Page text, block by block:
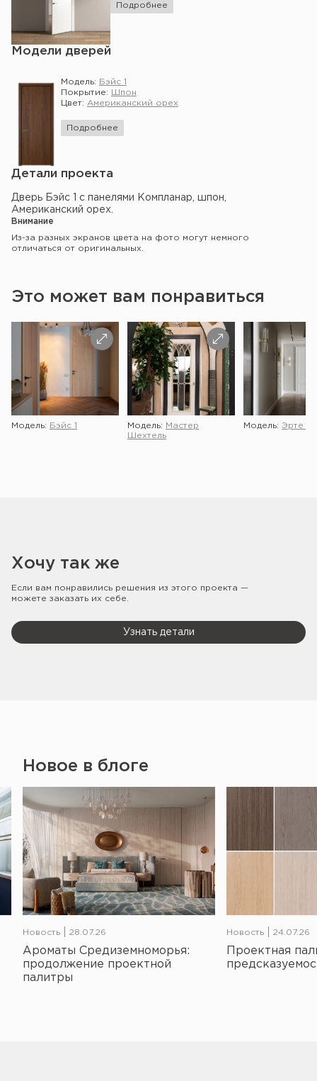
Подробнее
Модели дверей
Модель:
Бэйс 1
Покрытие:
Шпон
Цвет: Американский орех
Подробнее
Детали проекта
Дверь Бэйс 1 с панелями Компланар, шпон,
Американский орех.
Внимание
Из-за разных экранов цвета на фото могут немного
отличаться от оригинальных.
Это может вам понравиться
Модель: Бэйс 1 Модель:
Мастер
Шехтель
Модель: Эрте 2
Хочу так же
Если вам понравились решения из этого проекта —
можете заказать их себе.
Узнать детали
Новое в блоге
Новость 28.07.26
Ароматы Средиземноморья:
продолжение проектной
палитры
Новость 24.07.26
Проектная